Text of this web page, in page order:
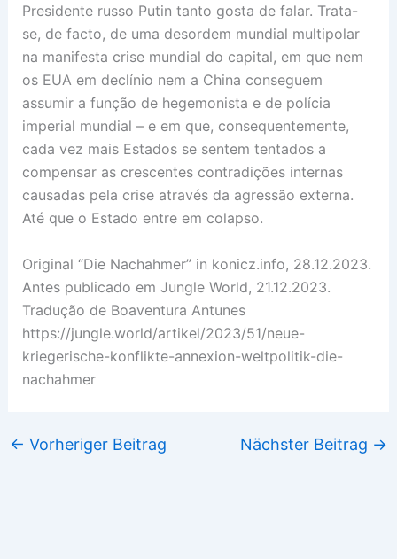
Presidente russo Putin tanto gosta de falar. Trata-
se, de facto, de uma desordem mundial multipolar
na manifesta crise mundial do capital, em que nem
os EUA em declínio nem a China conseguem
assumir a função de hegemonista e de polícia
imperial mundial – e em que, consequentemente,
cada vez mais Estados se sentem tentados a
compensar as crescentes contradições internas
causadas pela crise através da agressão externa.
Até que o Estado entre em colapso.
Original “Die Nachahmer” in konicz.info, 28.12.2023.
Antes publicado em Jungle World, 21.12.2023.
Tradução de Boaventura Antunes
https://jungle.world/artikel/2023/51/neue-
kriegerische-konflikte-annexion-weltpolitik-die-
nachahmer
← Vorheriger Beitrag Nächster Beitrag →